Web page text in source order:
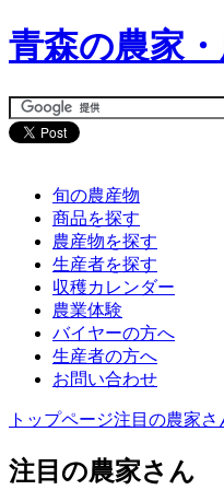
青森の農家
旬の農産物
商品を探す
農産物を探す
生産者を探す
収穫カレンダー
農業体験
バイヤーの方へ
生産者の方へ
お問い合わせ
トップページ注目の農家さ
注目の農家さん